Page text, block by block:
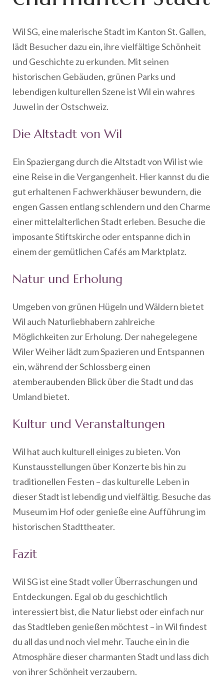
Wil SG, eine malerische Stadt im Kanton St. Gallen,
lädt Besucher dazu ein, ihre vielfältige Schönheit
und Geschichte zu erkunden. Mit seinen
historischen Gebäuden, grünen Parks und
lebendigen kulturellen Szene ist Wil ein wahres
Juwel in der Ostschweiz.
Die Altstadt von Wil
Ein Spaziergang durch die Altstadt von Wil ist wie
eine Reise in die Vergangenheit. Hier kannst du die
gut erhaltenen Fachwerkhäuser bewundern, die
engen Gassen entlang schlendern und den Charme
einer mittelalterlichen Stadt erleben. Besuche die
imposante Stiftskirche oder entspanne dich in
einem der gemütlichen Cafés am Marktplatz.
Natur und Erholung
Umgeben von grünen Hügeln und Wäldern bietet
Wil auch Naturliebhabern zahlreiche
Möglichkeiten zur Erholung. Der nahegelegene
Wiler Weiher lädt zum Spazieren und Entspannen
ein, während der Schlossberg einen
atemberaubenden Blick über die Stadt und das
Umland bietet.
Kultur und Veranstaltungen
Wil hat auch kulturell einiges zu bieten. Von
Kunstausstellungen über Konzerte bis hin zu
traditionellen Festen – das kulturelle Leben in
dieser Stadt ist lebendig und vielfältig. Besuche das
Museum im Hof oder genieße eine Aufführung im
historischen Stadttheater.
Fazit
Wil SG ist eine Stadt voller Überraschungen und
Entdeckungen. Egal ob du geschichtlich
interessiert bist, die Natur liebst oder einfach nur
das Stadtleben genießen möchtest – in Wil findest
du all das und noch viel mehr. Tauche ein in die
Atmosphäre dieser charmanten Stadt und lass dich
von ihrer Schönheit verzaubern.